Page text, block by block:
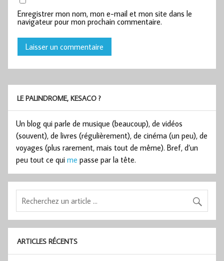
Enregistrer mon nom, mon e-mail et mon site dans le
navigateur pour mon prochain commentaire.
LE PALINDROME, KESACO ?
Un blog qui parle de musique (beaucoup), de vidéos
(souvent), de livres (régulièrement), de cinéma (un peu), de
voyages (plus rarement, mais tout de même). Bref, d’un
peu tout ce qui me passe par la tête.
ARTICLES RÉCENTS